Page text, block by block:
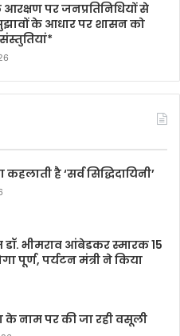
आरक्षण पर जनप्रतिनिधियों से
के आधार पर शासन को
है ‘सर्व सिद्धिदायिनी’
डॉ. भीमराव आंबेडकर स्मारक 15
पूर्ण, पर्यटन मंत्री ने किया
के नाम पर की जा रही वसूली